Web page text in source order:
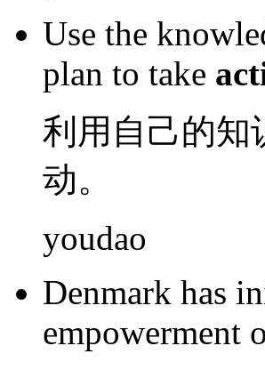
Use the
plan to take
利用 自己的知
动。
youdao
Denmark has
empowerment